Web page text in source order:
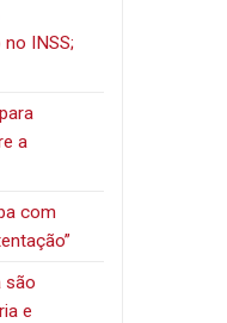
INSS;
a
com
são
e